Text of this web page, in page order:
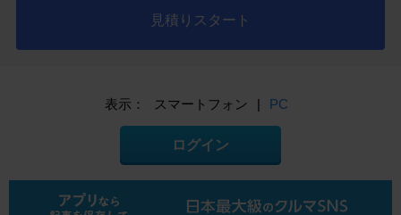
見積りスタート
表示： スマートフォン | PC
ログイン